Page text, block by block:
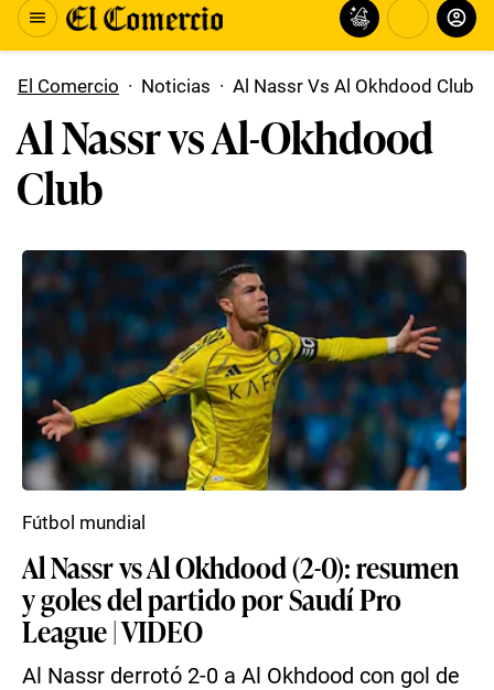
El Comercio · Noticias · Al Nassr Vs Al Okhdood Club
Al Nassr vs Al-Okhdood
Club
Al Nassr vs Al Okhdood (2-0): resumen
y goles del partido por Saudí Pro
League | VIDEO
Al Nassr derrotó 2-0 a Al Okhdood con gol de
Fútbol mundial